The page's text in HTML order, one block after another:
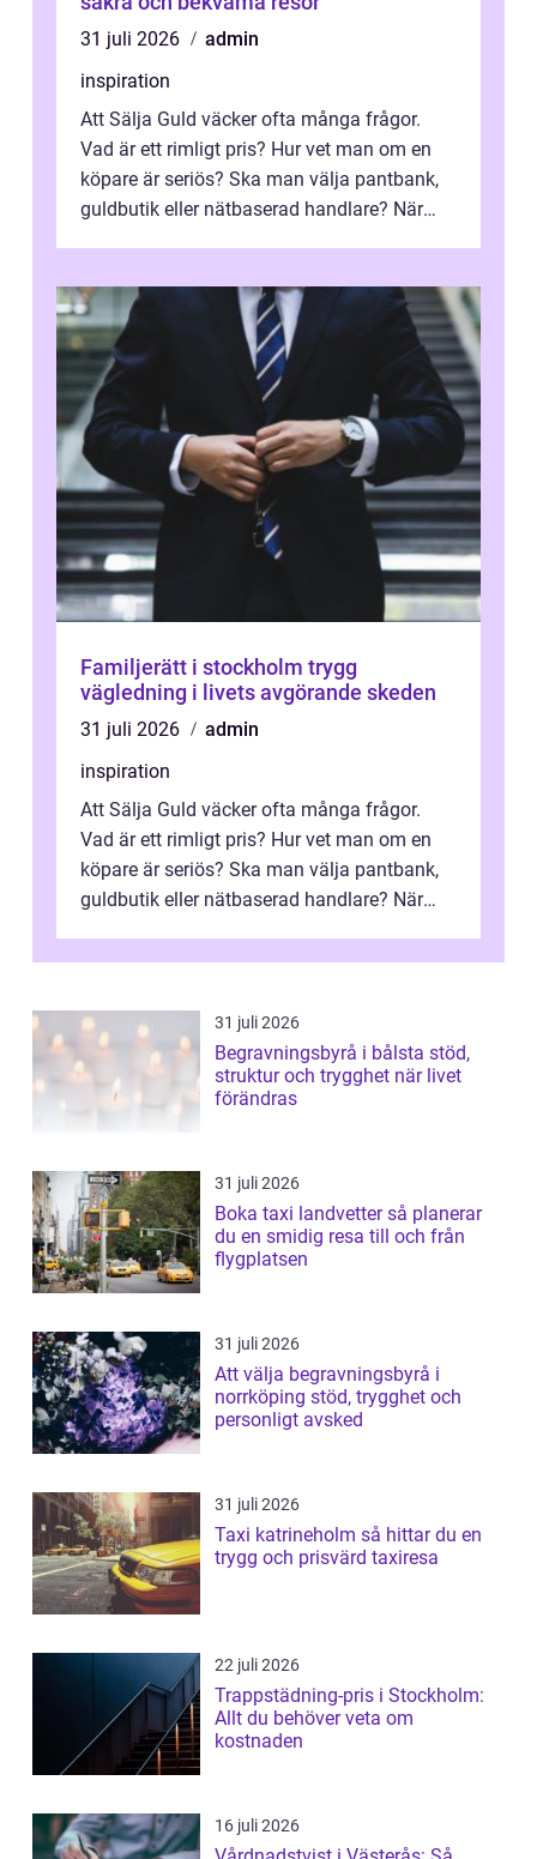
31 juli 2026
admin
inspiration
Att Sälja Guld väcker ofta många frågor.
Vad är ett rimligt pris? Hur vet man om en
köpare är seriös? Ska man välja pantbank,
guldbutik eller nätbaserad handlare? När
Familjerätt i stockholm trygg
vägledning i livets avgörande skeden
31 juli 2026
admin
inspiration
Att Sälja Guld väcker ofta många frågor.
Vad är ett rimligt pris? Hur vet man om en
köpare är seriös? Ska man välja pantbank,
guldbutik eller nätbaserad handlare? När
31 juli 2026
Begravningsbyrå i bålsta stöd,
struktur och trygghet när livet
förändras
31 juli 2026
Boka taxi landvetter så planerar
du en smidig resa till och från
flygplatsen
31 juli 2026
Att välja begravningsbyrå i
norrköping stöd, trygghet och
personligt avsked
31 juli 2026
Taxi katrineholm så hittar du en
trygg och prisvärd taxiresa
22 juli 2026
Trappstädning-pris i Stockholm:
Allt du behöver veta om
kostnaden
16 juli 2026